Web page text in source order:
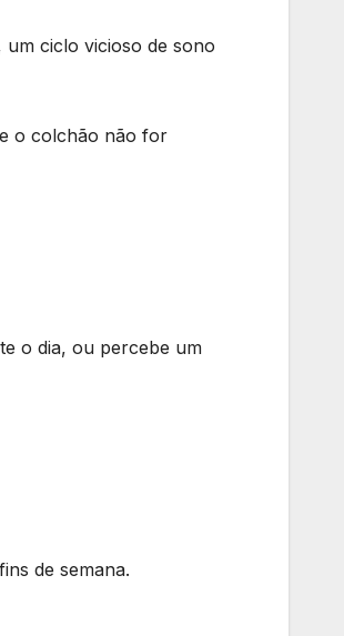
um ciclo vicioso de sono
o colchão não for
o dia, ou percebe um
de semana.